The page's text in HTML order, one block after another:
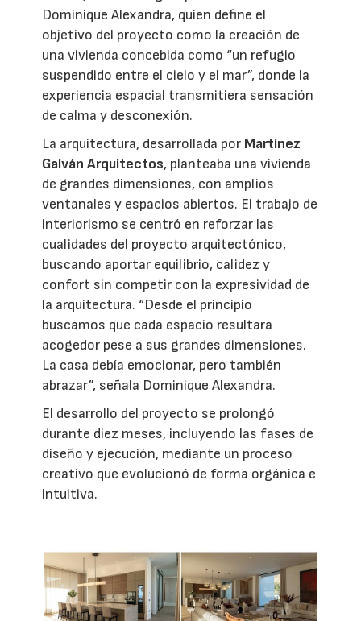
Dominique Alexandra, quien define el
objetivo del proyecto como la creación de
una vivienda concebida como “un refugio
suspendido entre el cielo y el mar”, donde la
experiencia espacial transmitiera sensación
de calma y desconexión.
La arquitectura, desarrollada por Martínez
Galván Arquitectos, planteaba una vivienda
de grandes dimensiones, con amplios
ventanales y espacios abiertos. El trabajo de
interiorismo se centró en reforzar las
cualidades del proyecto arquitectónico,
buscando aportar equilibrio, calidez y
confort sin competir con la expresividad de
la arquitectura. “Desde el principio
buscamos que cada espacio resultara
acogedor pese a sus grandes dimensiones.
La casa debía emocionar, pero también
abrazar”, señala Dominique Alexandra.
El desarrollo del proyecto se prolongó
durante diez meses, incluyendo las fases de
diseño y ejecución, mediante un proceso
creativo que evolucionó de forma orgánica e
intuitiva.